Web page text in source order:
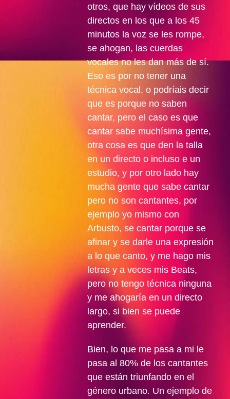
otros, que hay vídeos de sus
directos en los que a los 45
minutos la voz se les rompe,
se ahogan, las cuerdas
vocales no les dan más de sí.
Eso es por no tener una
técnica vocal, o podríais decir
que es porque no saben
cantar, pero el caso es que
cantar sabe muchísima gente,
otra cosa es que den la talla
en un directo o incluso e un
estudio, y por otro lado hay
mucha gente que sabe cantar
pero no son cantantes, por
ejemplo yo mismo con
Arbusto, se cantar porque se
afinar y se darle una expresión
a lo que canto, y me hago mis
letras y a veces mis Beats,
pero no tengo técnica ninguna
y me ahogaría en un directo
largo, si bien se puede
aprender.
Bien, lo que me pasa a mi le
pasa al 80% de los cantantes
que están triunfando en el
género urbano. Un ejemplo de